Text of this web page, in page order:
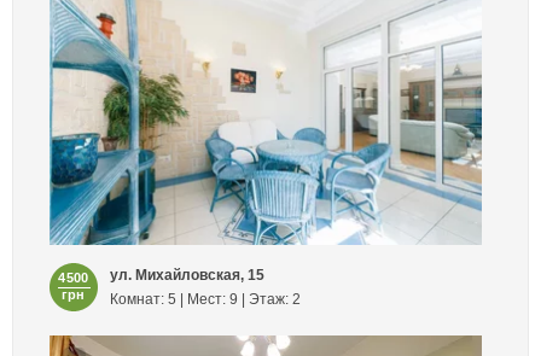
4500
грн
ул. Михайловская, 15
Комнат: 5 | Мест: 9 | Этаж: 2